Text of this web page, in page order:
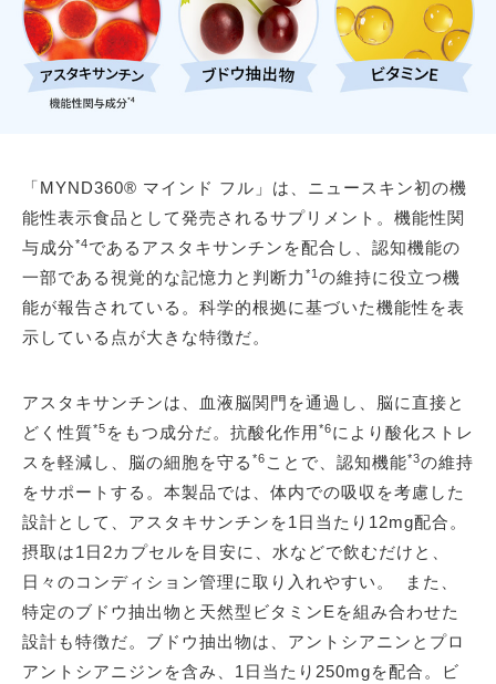
「MYND360® マインド フル」は、ニュースキン初の機
能性表示食品として発売されるサプリメント。機能性関
与成分*4であるアスタキサンチンを配合し、認知機能の
一部である視覚的な記憶力と判断力 *1 の維持に役立つ機
能が報告されている。科学的根拠に基づいた機能性を表
示している点が大きな特徴だ。
アスタキサンチンは、血液脳関門を通過し、脳に直接と
どく性質*5 をもつ成分だ。抗酸化作用*6により酸化ストレ
スを軽減し、脳の細胞を守る *6 ことで、認知機能*3の維持
をサポートする。本製品では、体内での吸収を考慮した
設計として、アスタキサンチンを1日当たり12mg配合。
摂取は1日2カプセルを目安に、水などで飲むだけと、
日々のコンディション管理に取り入れやすい。 また、
特定のブドウ抽出物と天然型ビタミンEを組み合わせた
設計も特徴だ。ブドウ抽出物は、アントシアニンとプロ
アントシアニジンを含み、1日当たり250mgを配合。ビ